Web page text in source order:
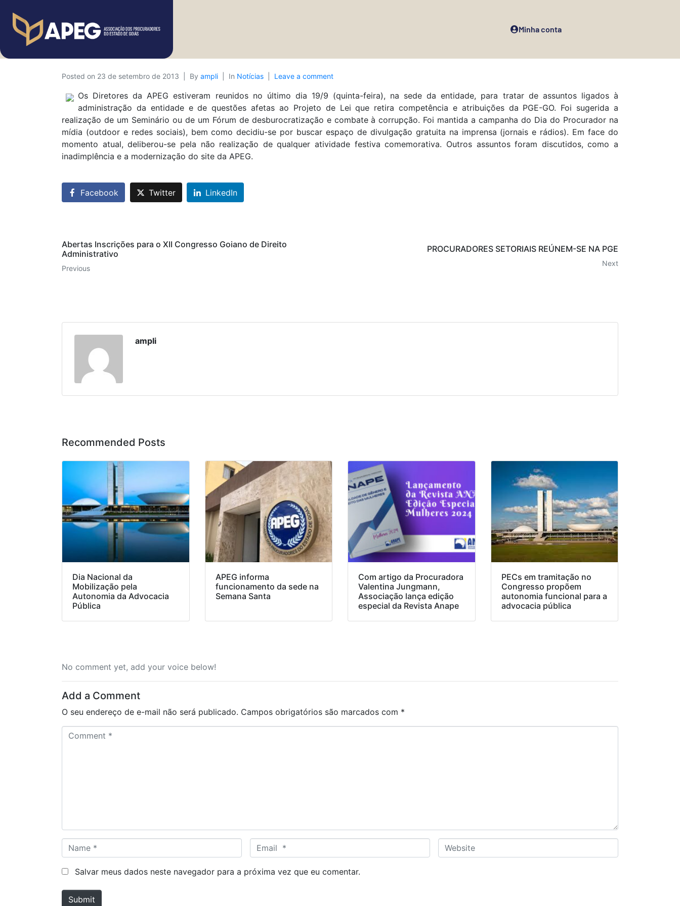
Minha conta
Posted on 23 de setembro de 2013 By ampli In Notícias Leave a comment
Os Diretores da APEG estiveram reunidos no último dia 19/9 (quinta-feira), na sede da entidade, para tratar de assuntos ligados à
administração da entidade e de questões afetas ao Projeto de Lei que retira competência e atribuições da PGE-GO. Foi sugerida a
realização de um Seminário ou de um Fórum de desburocratização e combate à corrupção. Foi mantida a campanha do Dia do Procurador na
mídia (outdoor e redes sociais), bem como decidiu-se por buscar espaço de divulgação gratuita na imprensa (jornais e rádios). Em face do
momento atual, deliberou-se pela não realização de qualquer atividade festiva comemorativa. Outros assuntos foram discutidos, como a
inadimplência e a modernização do site da APEG.
Facebook Twitter LinkedIn
Abertas Inscrições para o XII Congresso Goiano de Direito
Administrativo
Previous
PROCURADORES SETORIAIS REÚNEM-SE NA PGE
Next
ampli
Recommended Posts
Dia Nacional da
Mobilização pela
Autonomia da Advocacia
Pública
APEG informa
funcionamento da sede na
Semana Santa
Com artigo da Procuradora
Valentina Jungmann,
Associação lança edição
especial da Revista Anape
PECs em tramitação no
Congresso propõem
autonomia funcional para a
advocacia pública
No comment yet, add your voice below!
Add a Comment
O seu endereço de e-mail não será publicado. Campos obrigatórios são marcados com *
a
m
*
m
a
W
e
Salvar meus dados neste navegador para a próxima vez que eu comentar.
Submit